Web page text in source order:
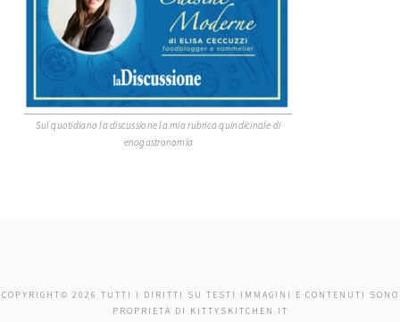
Sul quotidiano la discussione la mia rubrica quindicinale di
enogastronomia
COPYRIGHT© 2026 TUTTI I DIRITTI SU TESTI IMMAGINI E CONTENUTI SONO
PROPRIETÀ DI KITTYSKITCHEN.IT